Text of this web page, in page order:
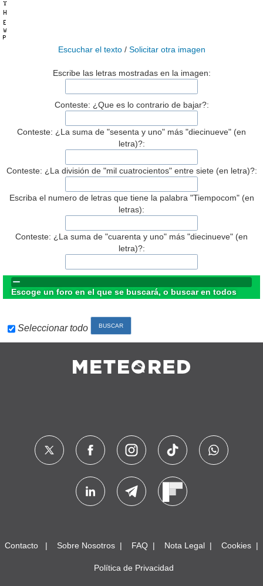
Escuchar el texto/ Solicitar otra imagen
Escribe las letras mostradas en la imagen:
Conteste: ¿Que es lo contrario de bajar?:
Conteste: ¿La suma de "sesenta y uno" más "diecinueve" (en
letra)?:
Conteste: ¿La división de "mil cuatrocientos" entre siete (en letra)?:
Escriba el numero de letras que tiene la palabra "Tiempocom" (en
letras):
Conteste: ¿La suma de "cuarenta y uno" más "diecinueve" (en
letra)?:
Escoge un foro en el que se buscará, o buscar en todos
Seleccionar todo
Contacto Sobre Nosotros FAQ Nota Legal Cookies
Política de Privacidad